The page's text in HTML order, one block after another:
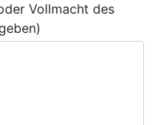
Vollmacht des